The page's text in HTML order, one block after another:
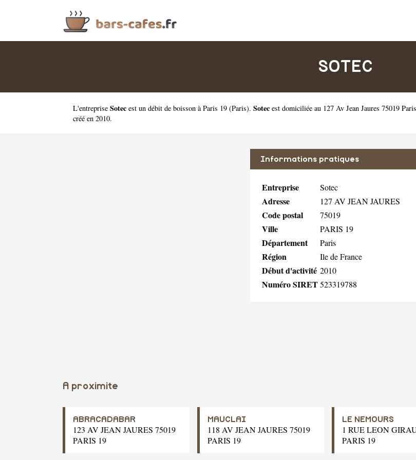
SOTEC
L'entreprise Sotec est un débit de boisson à Paris 19 (Paris). Sotec est domiciliée au 127 Av Jean Jaures 75019
créé en 2010.
Informations pratiques
Entreprise Sotec
Adresse 127 AV JEAN JAURES
Code postal 75019
Ville PARIS 19
Département Paris
Région Ile de France
Début d'activité 2010
Numéro SIRET523319788
A proximite
ABRACADABAR
123 AV JEAN JAURES 75019
PARIS 19
MAUCLAI
118 AV JEAN JAURES 75019
PARIS 19
LE NEMOURS
1 RUE LEON
PARIS 19